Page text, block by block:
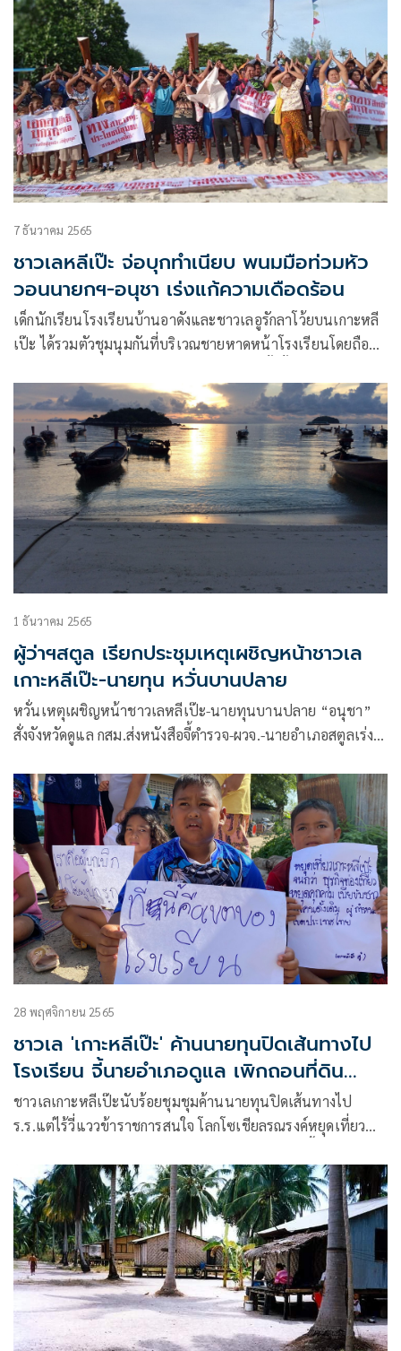
7 ธันวาคม 2565
ชาวเลหลีเป๊ะ จ่อบุกทำเนียบ พนมมือท่วมหัว
วอนนายกฯ-อนุชา เร่งแก้ความเดือดร้อน
เด็กนักเรียนโรงเรียนบ้านอาดังและชาวเลอูรักลาโว้ยบนเกาะหลี
เป๊ะ ได้รวมตัวชุมนุมกันที่บริเวณชายหาดหน้าโรงเรียนโดยถือ
1 ธันวาคม 2565
ผู้ว่าฯสตูล เรียกประชุมเหตุเผชิญหน้าชาวเล
เกาะหลีเป๊ะ-นายทุน หวั่นบานปลาย
หวั่นเหตุเผชิญหน้าชาวเลหลีเป๊ะ-นายทุนบานปลาย “อนุชา”
สั่งจังหวัดดูแล กสม.ส่งหนังสือจี้ตำรวจ-ผวจ.-นายอำเภอสตูลเร่ง
28 พฤศจิกายน 2565
ชาวเล 'เกาะหลีเป๊ะ' ค้านนายทุนปิดเส้นทางไป
โรงเรียน จี้นายอำเภอดูแล เพิกถอนที่ดิน
ปัญหา
ชาวเลเกาะหลีเป๊ะนับร้อยชุมชุมค้านนายทุนปิดเส้นทางไป
ร.ร.แต่ไร้วี่แววข้าราชการสนใจ โลกโซเชียลรณรงค์หยุดเที่ยว
เอกสารสิทธิบนโกงกินกันมโหฬาร จี้นายอำเภอเร่งสาง ชาวบ้าน
ร้อง กสม.